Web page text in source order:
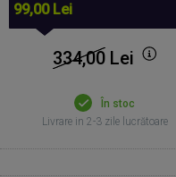
99,00 Lei
334,00Lei
În stoc
Livrare in 2-3 zile lucrătoare